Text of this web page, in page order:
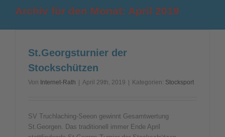
Archiv für den Monat: April 2019
St.Georgsturnier der
Stockschützen
Von Internet-Rath April 29th, 2019 Kategorien: Stocksport
SV Truchlaching-Seeon gewinnt Gesamtwertung
St.Georgen. Das traditionell immer Ende April